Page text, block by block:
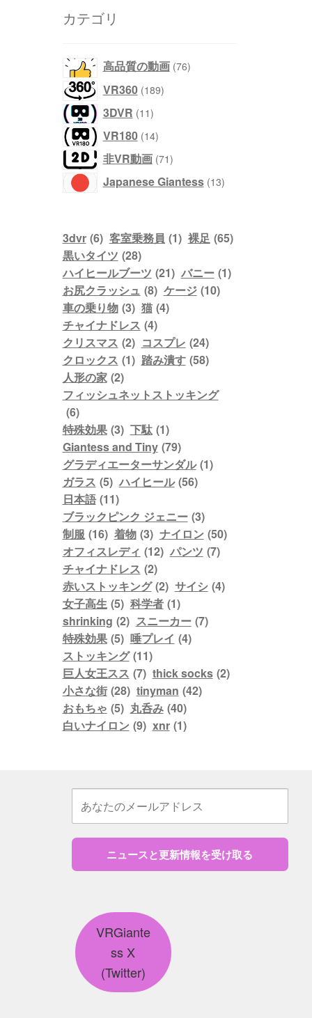
替
え
カテゴリ
高品質の動画 7676
VR360 189189
3DVR 1111
の
商
VR180 1414
の
商
非VR動画 7171
の
Japanese Giantess 1313
品
3dvr (6) 客室乗務員 (1) 裸足 (65)
黒いタイツ (28)
ハイヒールブーツ (21) バニー (1)
お尻クラッシュ (8) ケージ (10)
車の乗り物 (3) 猫 (4)
チャイナドレス (4)
クリスマス (2) コスプレ (24)
クロックス (1) 踏み潰す (58)
人形の家 (2)
フィッシュネットストッキング
(6)
特殊効果 (3) 下駄 (1)
Giantess and Tiny (79)
グラディエーターサンダル (1)
ガラス (5) ハイヒール (56)
日本語 (11)
ブラックピンク ジェニー (3)
制服 (16) 着物 (3) ナイロン (50)
オフィスレディ (12) パンツ (7)
チャイナドレス (2)
赤いストッキング (2) サイシ (4)
女子高生 (5) 科学者 (1)
shrinking (2) スニーカー (7)
特殊効果 (5) 唾プレイ (4)
ストッキング (11)
巨人女王スス (7) thick socks (2)
小さな街 (28) tinyman (42)
おもちゃ (5) 丸呑み (40)
白いナイロン (9) xnr (1)
ニュースと更新情報を受け取る
VRGiante
ss X
(Twitter)